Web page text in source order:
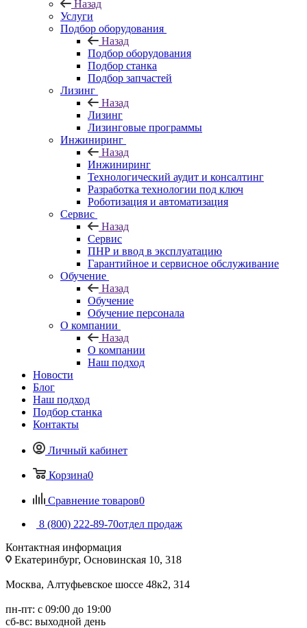
Назад
Услуги
Подбор оборудования
Назад
Подбор оборудования
Подбор станка
Подбор запчастей
Лизинг
Назад
Лизинг
Лизинговые программы
Инжиниринг
Назад
Инжиниринг
Технологический аудит и консалтинг
Разработка технологии под ключ
Роботизация и автоматизация
Сервис
Назад
Сервис
ПНР и ввод в эксплуатацию
Гарантийное и сервисное обслуживание
Обучение
Назад
Обучение
Обучение персонала
О компании
Назад
О компании
Наш подход
Новости
Блог
Наш подход
Подбор станка
Контакты
Личный кабинет
Корзина0
Сравнение товаров0
8 (800) 222-89-70отдел продаж
Контактная информация
Екатеринбург, Основинская 10, 318
Москва, Алтуфьевское шоссе 48к2, 314
пн-пт: с 09:00 до 19:00
сб-вс: выходной день